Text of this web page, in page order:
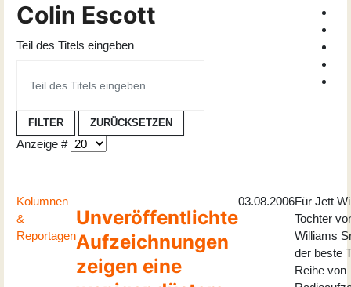
Colin Escott
Teil des Titels eingeben
FILTER ZURÜCKSETZEN
Anzeige #
Kolumnen
&
Reportagen
Unveröffentlichte
Aufzeichnungen
zeigen eine
03.08.2006Für Jett
Tochter
Williams
der beste
Reihe von